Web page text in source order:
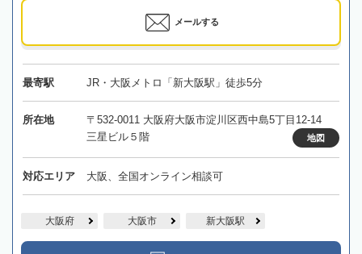
メールする
最寄駅 JR・大阪メトロ「新大阪駅」徒歩5分
所在地
〒532-0011 大阪府大阪市淀川区西中島5丁目12-14
三星ビル５階
地図
対応エリア 大阪、全国オンライン相談可
大阪府 大阪市 新大阪駅